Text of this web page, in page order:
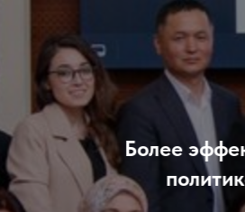
и
Таджикистане